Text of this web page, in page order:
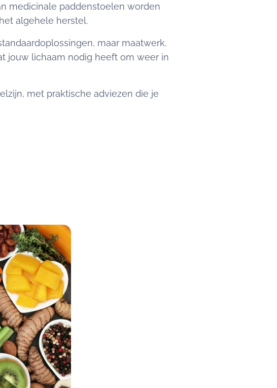
medicinale paddenstoelen worden
algehele herstel.
maar maatwerk.
jouw lichaam nodig heeft om weer in
met praktische adviezen die je